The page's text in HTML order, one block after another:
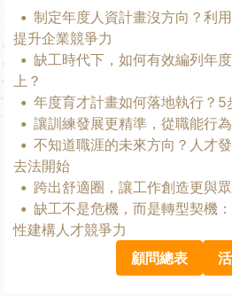
制定年度人資計畫沒方向？利
提升企業競爭力
缺工時代下，如何有效編列年
上？
年度育才計畫如何落地執行？5
讓訓練發展更精準，從職能行
不知道職涯的未來方向？人才
去法開始
跨出舒適圈，讓工作創造更與
缺工不是危機，而是轉型契機​
性建構人才競爭力​
顧問總表